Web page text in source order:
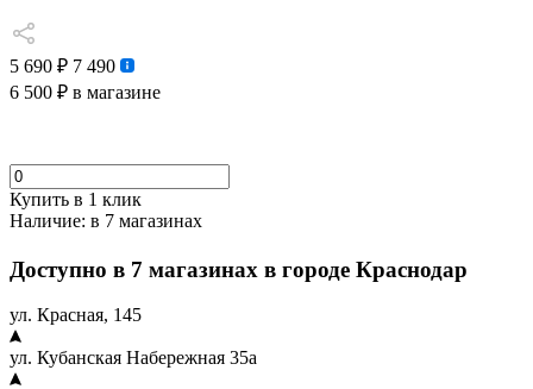
5 690 ₽ 7 490
6 500 ₽ в магазине
Купить в 1 клик
Наличие: в 7 магазинах
Доступно в 7 магазинах в городе Краснодар
ул. Красная, 145
ул. Кубанская Набережная 35а